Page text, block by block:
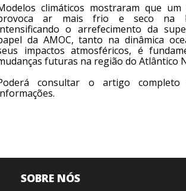
climáticos mostraram que um
ar mais frio e seco na
o arrefecimento da
da AMOC, tanto na dinâmica
impactos atmosféricos, é
futuras na região do Atlântico
consultar o artigo completo
SOBRE NÓS